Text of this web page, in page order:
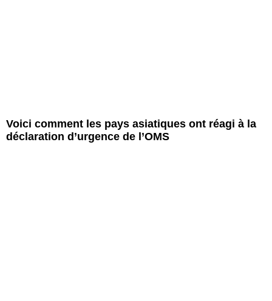
Voici comment les pays asiatiques ont réagi à la
déclaration d’urgence de l’OMS